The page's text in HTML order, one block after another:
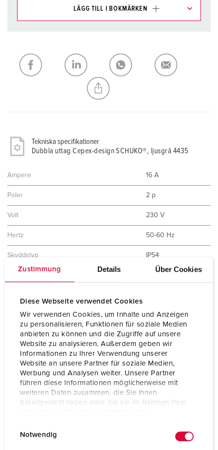
Zustimmung Details Über Cookies
Diese Webseite verwendet Cookies
Wir verwenden Cookies, um Inhalte und Anzeigen
zu personalisieren, Funktionen für soziale Medien
anbieten zu können und die Zugriffe auf unsere
Website zu analysieren. Außerdem geben wir
Informationen zu Ihrer Verwendung unserer
Website an unsere Partner für soziale Medien,
Werbung und Analysen weiter. Unsere Partner
führen diese Informationen möglicherweise mit
weiteren Daten zusammen, die Sie ihnen
bereitgestellt haben oder die sie im Rahmen Ihrer
Notwendig
LÄGG TILL I BOKMÄRKEN
Min lista LÄGG TILL
SKAPA EN NY LISTA
Tekniska specifikationer
Dubbla uttag Cepex-design SCHUKO®, ljusgrå 4435
Ampere 16 A
Poler 2 p
Volt 230 V
Hertz 50-60 Hz
Skyddstyp IP54
489 g